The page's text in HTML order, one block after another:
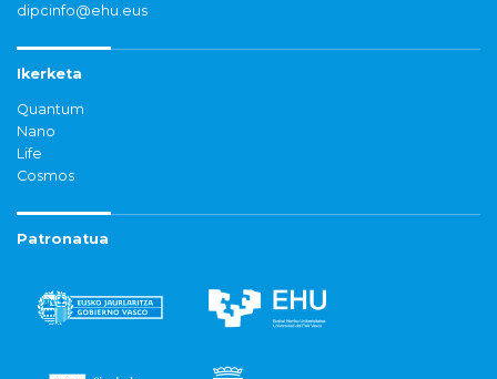
dipcinfo@ehu.eus
Ikerketa
Quantum
Nano
Life
Cosmos
Patronatua